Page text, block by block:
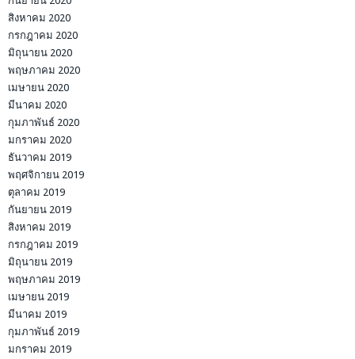
สิงหาคม 2020
กรกฎาคม 2020
มิถุนายน 2020
พฤษภาคม 2020
เมษายน 2020
มีนาคม 2020
กุมภาพันธ์ 2020
มกราคม 2020
ธันวาคม 2019
พฤศจิกายน 2019
ตุลาคม 2019
กันยายน 2019
สิงหาคม 2019
กรกฎาคม 2019
มิถุนายน 2019
พฤษภาคม 2019
เมษายน 2019
มีนาคม 2019
กุมภาพันธ์ 2019
มกราคม 2019